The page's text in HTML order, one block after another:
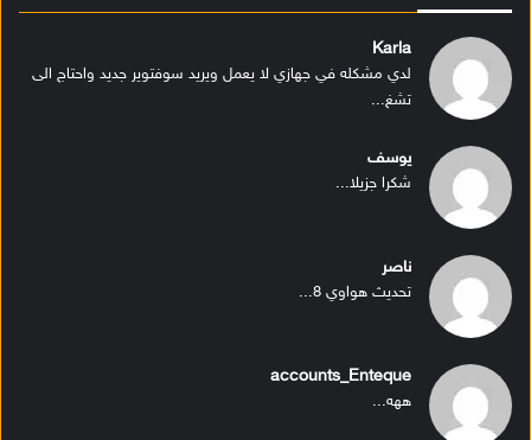
Karla
لدي مشكله في جهازي لا يعمل ويريد سوفتوير جديد واحتاج الى
تشغ...
يوسف
شكرا جزيلا...
ناصر
تحديث هواوي 8...
accounts_Enteque
ههه...